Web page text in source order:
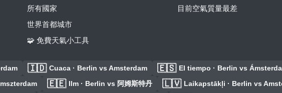
所有國家
世界首都城市
🧩 免費天氣小工具
目前空氣質量最差
🇮🇩 Cuaca · Berlin vs Amsterdam 🇪🇸 El tiempo · Berlin vs
🇪🇪 Ilm · Berlin vs 阿姆斯特丹 🇱🇻 Laikapstākļi · Berlin vs